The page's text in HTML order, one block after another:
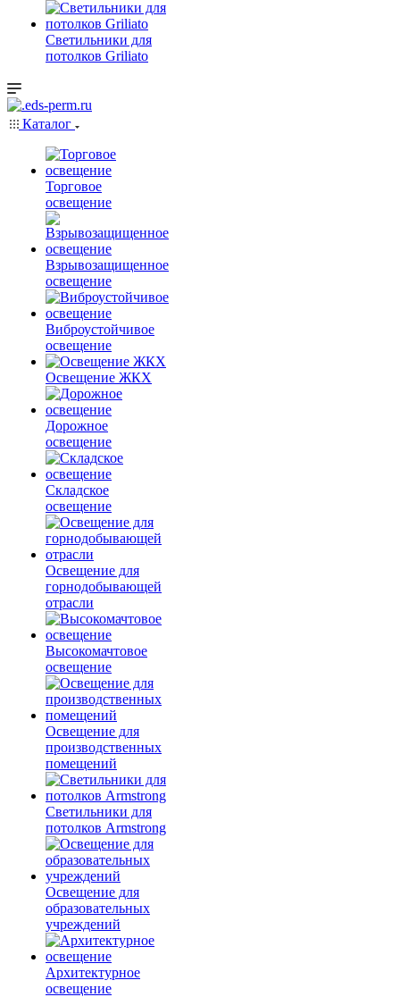
Светильники для
потолков Griliato
Каталог
Торговое
освещение
Взрывозащищенное
освещение
Виброустойчивое
освещение
Освещение ЖКХ
Дорожное
освещение
Складское
освещение
Освещение для
горнодобывающей
отрасли
Высокомачтовое
освещение
Освещение для
производственных
помещений
Светильники для
потолков Armstrong
Освещение для
образовательных
учреждений
Архитектурное
освещение